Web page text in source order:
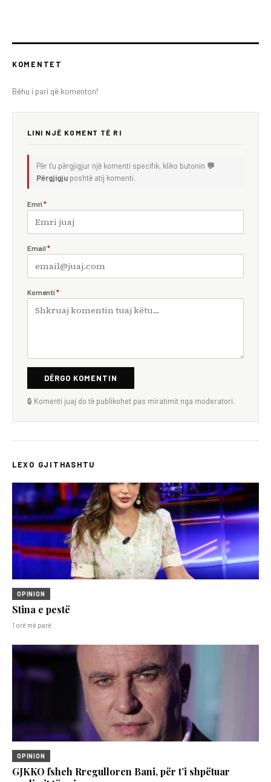
KOMENTET
Bëhu i pari që komenton!
LINI NJË KOMENT TË RI
Për t'u përgjigjur një komenti specifik, kliko butonin 💬
Përgjigju poshtë atij komenti.
Emri *
Email *
Komenti *
DËRGO KOMENTIN
🔒 Komenti juaj do të publikohet pas miratimit nga moderatori.
LEXO GJITHASHTU
OPINION
Stina e pestë
1 orë më parë
OPINION
GJKKO fsheh Rregulloren Bani, për t’i shpëtuar